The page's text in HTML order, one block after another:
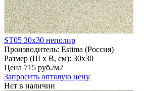
ST05 30х30 неполир
Производитель: Estima (Россия)
Размер (Ш х В, см): 30х30
Цена 715 руб./м2
Запросить оптовую цену
Нет в наличии